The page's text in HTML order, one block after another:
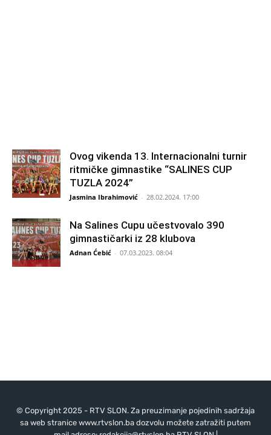
Ovog vikenda 13. Internacionalni turnir
ritmičke gimnastike “SALINES CUP
TUZLA 2024”
Jasmina Ibrahimović - 28.02.2024. 17:00
Na Salines Cupu učestvovalo 390
gimnastičarki iz 28 klubova
Adnan Ćebić - 07.03.2023. 08:04
© Copyright 2025 - RTV SLON. Za preuzimanje pojedinih sadržaja
sa web stranice www.rtvslon.ba dozvolu možete zatražiti putem